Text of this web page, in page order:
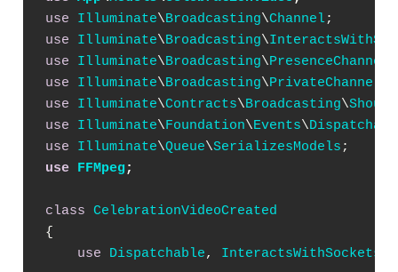
use
Illuminate\Broadcasting\Channel
use
Illuminate\Broadcasting\
use
Illuminate\Broadcasting\PresenceChannel
use
Illuminate\Broadcasting\PrivateChannel
use
Illuminate\Contracts\Broadcasting\
use
Illuminate\Foundation\Events\
use
Illuminate\Queue\SerializesModels
use FFMpeg;
class CelebrationVideoCreated
{
use
Dispatchable, InteractsWithSockets